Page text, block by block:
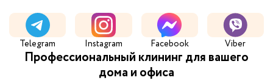
Telegram Instagram Facebook Viber
Профессиональный клининг для вашего
дома и офиса